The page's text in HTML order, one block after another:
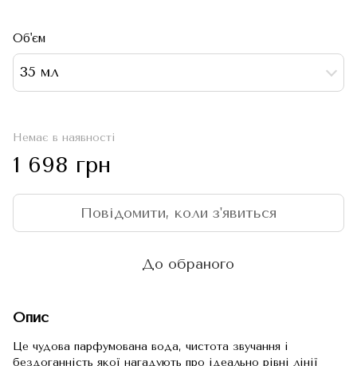
Об'єм
35 мл
Немає в наявності
1 698 грн
Повідомити, коли з'явиться
До обраного
Опис
Це чудова парфумована вода, чистота звучання і
бездоганність якої нагадують про ідеально рівні лінії